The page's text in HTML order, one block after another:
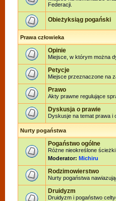
Federacji.
Obieżyksiąg pogański
Prawa człowieka
Opinie
Miejsce, w którym można
Petycje
Miejsce przeznaczone na
Prawo
Akty prawne regulujące
Dyskusja o prawie
Dyskusje na temat prawa i
Nurty pogaństwa
Pogaństwo ogólne
Różne nieokreślone
Moderator: Michiru
Rodzimowierstwo
Nurty pogaństwa
Druidyzm
Druidyzm i pogaństwo